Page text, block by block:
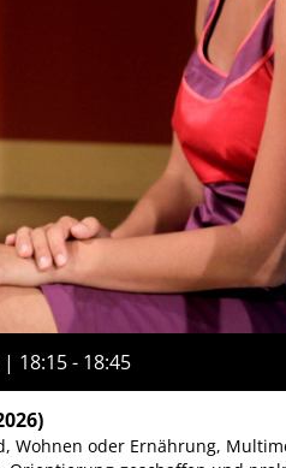
18:15 - 18:45
Wohnen oder Ernährung,